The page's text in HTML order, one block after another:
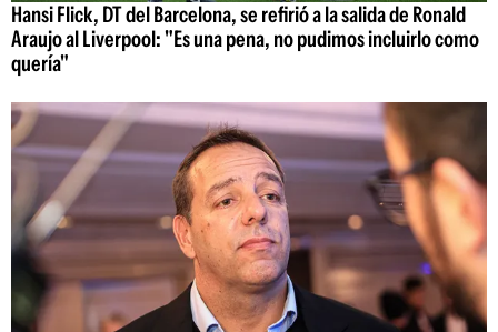
Hansi Flick, DT del Barcelona, se refirió a la salida de Ronald
Araujo al Liverpool: "Es una pena, no pudimos incluirlo como
quería"